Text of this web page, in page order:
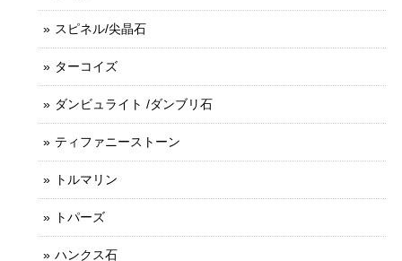
スピネル/尖晶石
ターコイズ
ダンビュライト /ダンブリ石
ティファニーストーン
トルマリン
トパーズ
ハンクス石